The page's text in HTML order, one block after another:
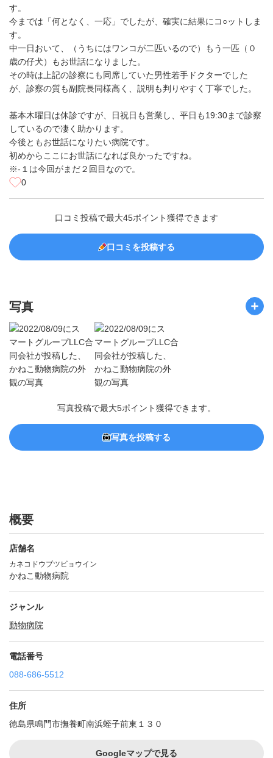
す。
今までは「何となく、一応」でしたが、確実に結果にコ○ットしま
す。
中一日おいて、（うちにはワンコが二匹いるので）もう一匹（０
歳の仔犬）もお世話になりました。
その時は上記の診察にも同席していた男性若手ドクターでした
が、診察の質も副院長同様高く、説明も判りやすく丁寧でした。
基本木曜日は休診ですが、日祝日も営業し、平日も19:30まで診察
しているので凄く助かります。
今後ともお世話になりたい病院です。
初めからここにお世話になれば良かったですね。
※-１は今回がまだ２回目なので。
0
口コミ投稿で最大45ポイント獲得できます
口コミを投稿する
写真
写真投稿で最大5ポイント獲得できます。
写真を投稿する
概要
店舗名
カネコドウブツビョウイン
かねこ動物病院
ジャンル
動物病院
電話番号
088-686-5512
住所
徳島県鳴門市撫養町南浜蛭子前東１３０
Googleマップで見る